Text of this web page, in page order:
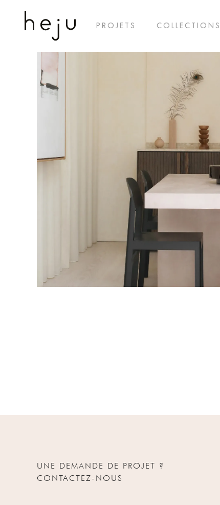
PROJETS COLLECTIONS
UNE DEMANDE DE PROJET ?
CONTACTEZ-NOUS